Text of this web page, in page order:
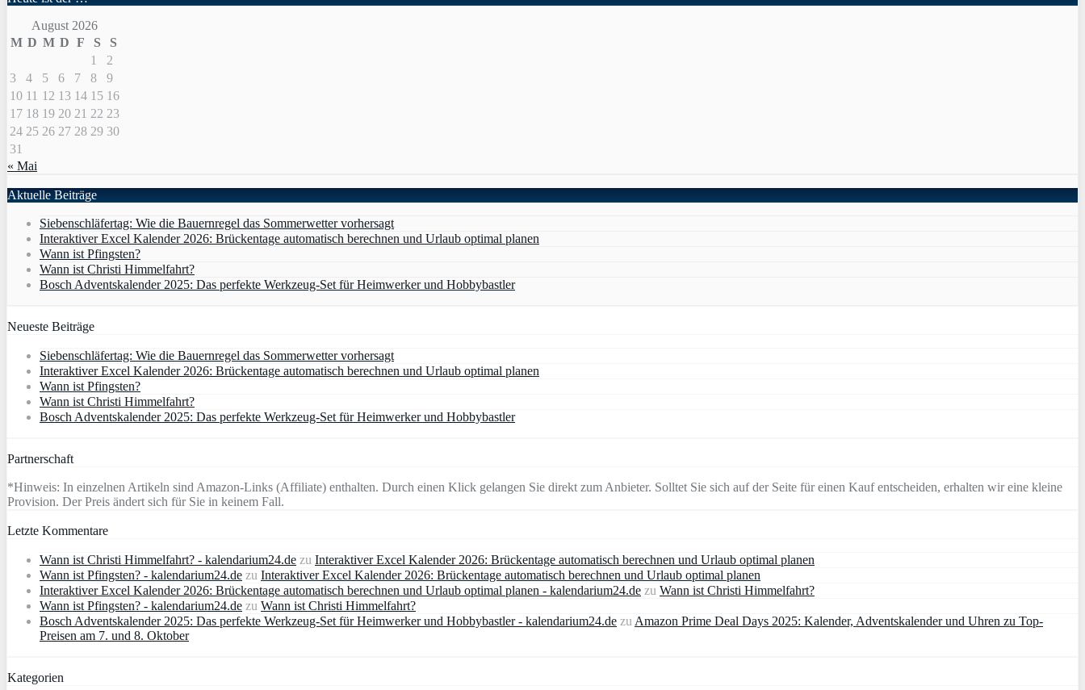
August 2026
M D M D F S
S
1
2
3
4 5 6 7 8
9
10 11 12 13 14 15 16
17 18 19 20 21 22 23
24 25 26 27 28 29 30
31
« Mai
Aktuelle Beiträge
Siebenschläfertag: Wie die Bauernregel das Sommerwetter vorhersagt
Interaktiver Excel Kalender 2026: Brückentage automatisch berechnen und Urlaub optimal planen
Wann ist Pfingsten?
Wann ist Christi Himmelfahrt?
Bosch Adventskalender 2025: Das perfekte Werkzeug-Set für Heimwerker und Hobbybastler
Neueste Beiträge
Siebenschläfertag: Wie die Bauernregel das Sommerwetter vorhersagt
Interaktiver Excel Kalender 2026: Brückentage automatisch berechnen und Urlaub optimal planen
Wann ist Pfingsten?
Wann ist Christi Himmelfahrt?
Bosch Adventskalender 2025: Das perfekte Werkzeug-Set für Heimwerker und Hobbybastler
Partnerschaft
*Hinweis: In einzelnen Artikeln sind Amazon-Links (Affiliate) enthalten. Durch einen Klick gelangen Sie direkt zum Anbieter. Solltet Sie sich auf der Seite für einen Kauf entscheiden, erhalten wir eine kleine
Provision. Der Preis ändert sich für Sie in keinem Fall.
Letzte Kommentare
Wann ist Christi Himmelfahrt? - kalendarium24.de zu Interaktiver Excel Kalender 2026: Brückentage automatisch berechnen und Urlaub optimal planen
Wann ist Pfingsten? - kalendarium24.de zu Interaktiver Excel Kalender 2026: Brückentage automatisch berechnen und Urlaub optimal planen
Interaktiver Excel Kalender 2026: Brückentage automatisch berechnen und Urlaub optimal planen - kalendarium24.de zu Wann ist Christi Himmelfahrt?
Wann ist Pfingsten? - kalendarium24.de zu Wann ist Christi Himmelfahrt?
Bosch Adventskalender 2025: Das perfekte Werkzeug-Set für Heimwerker und Hobbybastler - kalendarium24.de zuAmazon Prime Deal Days 2025: Kalender, Adventskalender und Uhren zu Top-
Preisen am 7. und 8. Oktober
Kategorien